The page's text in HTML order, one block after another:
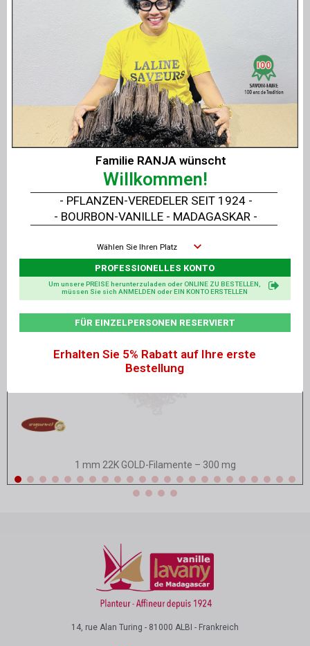
Gerade Zange
Material
: Edelstahl
Länge
: 15,5 cm
: Professionell
Verwandte Produkte
Schnellansicht
1 mm 22K GOLD-Filamente – 300 mg
14, rue Alan Turing - 81000 ALBI - Frankreich
Familie RANJA wünscht
Willkommen!
- BOURBON-VANILLE - MADAGASKAR -
- PFLANZEN-VEREDELER SEIT 1924 -
Wählen Sie Ihren Platz
PROFESSIONELLES KONTO
FÜR EINZELPERSONEN RESERVIERT
Um unsere PREISE herunterzuladen oder ONLINE ZU BESTELLEN,
müssen Sie sich ANMELDEN oder EIN KONTO ERSTELLEN
Erhalten Sie 5% Rabatt auf Ihre erste
Bestellung